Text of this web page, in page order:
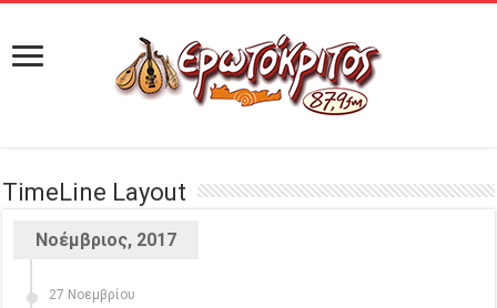
TimeLine Layout
Νοέμβριος, 2017
27 Νοεμβρίου